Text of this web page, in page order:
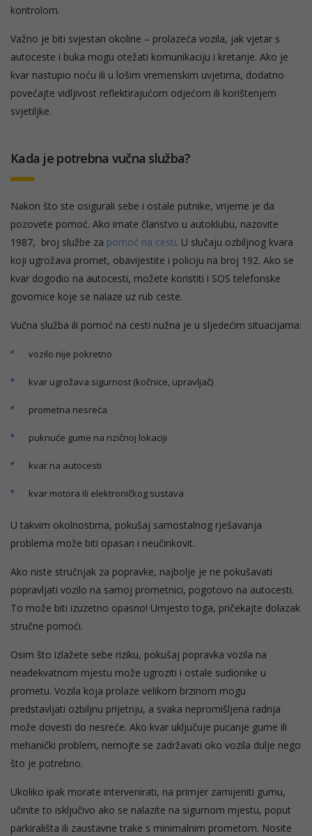
kontrolom.
Važno je biti svjestan okoline – prolazeća vozila, jak vjetar s
autoceste i buka mogu otežati komunikaciju i kretanje. Ako je
kvar nastupio noću ili u lošim vremenskim uvjetima, dodatno
povećajte vidljivost reflektirajućom odjećom ili korištenjem
svjetiljke.
Kada je potrebna vučna služba?
Nakon što ste osigurali sebe i ostale putnike, vrijeme je da
pozovete pomoć. Ako imate članstvo u autoklubu, nazovite
1987, broj službe za pomoć na cesti. U slučaju ozbiljnog kvara
koji ugrožava promet, obavijestite i policiju na broj 192. Ako se
kvar dogodio na autocesti, možete koristiti i SOS telefonske
govornice koje se nalaze uz rub ceste.
Vučna služba ili pomoć na cesti nužna je u sljedećim situacijama:
vozilo nije pokretno
kvar ugrožava sigurnost (kočnice, upravljač)
prometna nesreća
puknuće gume na rizičnoj lokaciji
kvar na autocesti
kvar motora ili elektroničkog sustava
U takvim okolnostima, pokušaj samostalnog rješavanja
problema može biti opasan i neučinkovit.
Ako niste stručnjak za popravke, najbolje je ne pokušavati
popravljati vozilo na samoj prometnici, pogotovo na autocesti.
To može biti izuzetno opasno! Umjesto toga, pričekajte dolazak
stručne pomoći.
Osim što izlažete sebe riziku, pokušaj popravka vozila na
neadekvatnom mjestu može ugroziti i ostale sudionike u
prometu. Vozila koja prolaze velikom brzinom mogu
predstavljati ozbiljnu prijetnju, a svaka nepromišljena radnja
može dovesti do nesreće. Ako kvar uključuje pucanje gume ili
mehanički problem, nemojte se zadržavati oko vozila dulje nego
što je potrebno.
Ukoliko ipak morate intervenirati, na primjer zamijeniti gumu,
učinite to isključivo ako se nalazite na sigurnom mjestu, poput
parkirališta ili zaustavne trake s minimalnim prometom. Nosite